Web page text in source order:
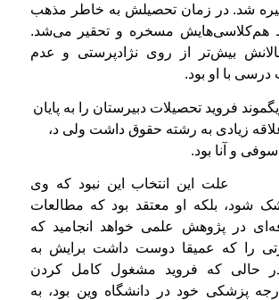
چیره شد. در زمان تحصیلش به خاطر مذهب
هم‌کلاسی‌هایش مسخره و تحقیر می‌شد.
بیش‌تر از روی نژادپرستی و عدم
درسی با او بود.
سال ۱۸۷۳ زیگموند فروید تحصیلات دبیرستان را به پایان
زیادی به رشته حقوق داشت ولی د،
و آنا بود.
علت این انتخاب این نبود که وی
شود، بلکه او معتقد بود که مطالعات
در پژوهش علمی خواهد انجامید که
را که عمیقا دوست داشت برایش به
در حالی که فروید مشغول کامل کردن
پزشکی خود در دانشگاه وین بود، به